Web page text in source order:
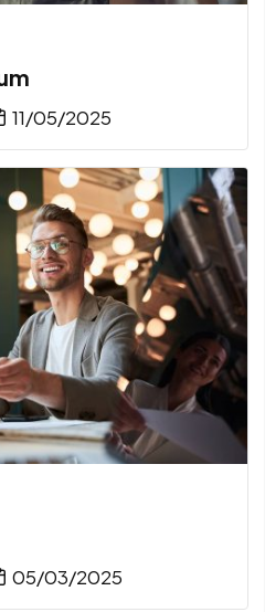
11/05/2025
05/03/2025